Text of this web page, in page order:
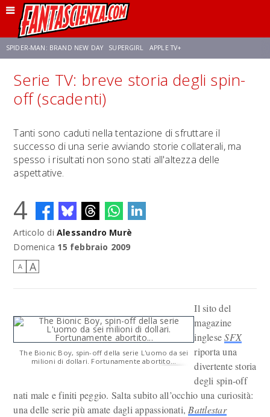
SPIDER-MAN: BRAND NEW DAY SUPERGIRL APPLE TV+
FRANCO RICCIARDIELLO ZENDAYA STAR TREK AVENGERS: DOOMSDAY
Serie TV: breve storia degli spin-
off (scadenti)
Tanti sono caduti nella tentazione di sfruttare il
successo di una serie avviando storie collaterali, ma
spesso i risultati non sono stati all'altezza delle
aspettative.
4
Articolo di Alessandro Murè
Domenica 15 febbraio 2009
A A
The Bionic Boy, spin-off della serie L'uomo da sei
milioni di dollari. Fortunamente abortito...
Il sito del
magazine
ingleseSFX
riporta una
divertente storia
degli spin-off
nati male e finiti peggio. Salta subito all’occhio una curiosità:
una delle serie più amate dagli appassionati, Battlestar